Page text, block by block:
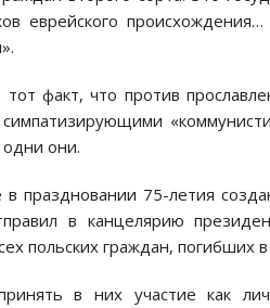
еврейского
факт, что против
они.
праздновании 75-летия
в канцелярию
польских граждан, погибших
в них участие как